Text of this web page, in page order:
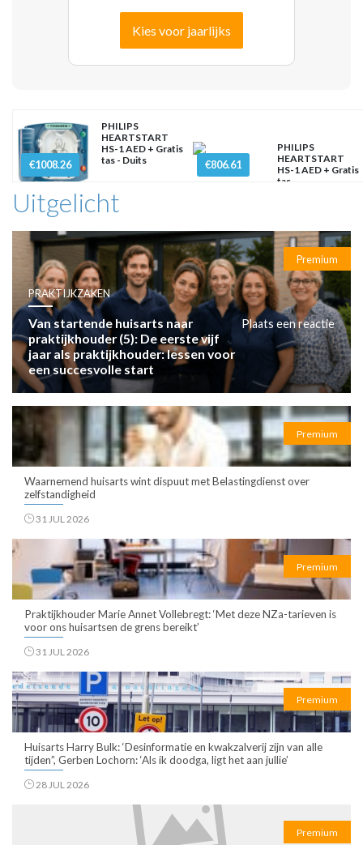
Kies voor jaarlijks
€1008.26
PHILIPS
HEARTSTART
HS-1 AED + Gratis
tas - Duits
€806.61
PHILIPS
HEARTSTART
HS-1 AED + Gratis
tas
Uitgelicht
Premium
PRAKTIJKZAKEN
Van startende huisarts naar
praktijkhouder (5): De eerste vijf
jaar als praktijkhouder: lessen voor
een succesvolle start
Plaats een reactie
Premium
Waarnemend huisarts wint dispuut met Belastingdienst over
zelfstandigheid
31 JUL 2026
Premium
Praktijkhouder Marie Annet Vollebregt: ‘Met deze NZa-tarieven is
voor ons huisartsen de grens bereikt’
31 JUL 2026
Premium
Huisarts Harry Bulk: ‘Desinformatie en kwakzalverij zijn van alle
tijden”, Gerben Lochorn: ‘Als ik doodga, ligt het aan jullie’
28 JUL 2026
Premium